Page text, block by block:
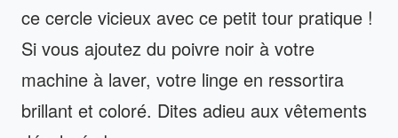
ce cercle vicieux avec ce petit tour pratique !
Si vous ajoutez du poivre noir à votre
machine à laver, votre linge en ressortira
brillant et coloré. Dites adieu aux vêtements